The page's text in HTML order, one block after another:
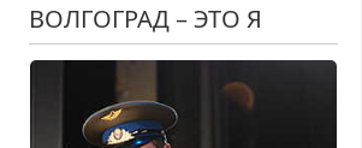
ВОЛГОГРАД – ЭТО Я